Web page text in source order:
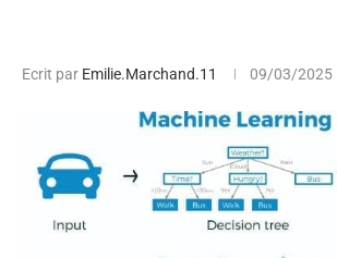
Ecrit par Emilie.Marchand.11 09/03/2025